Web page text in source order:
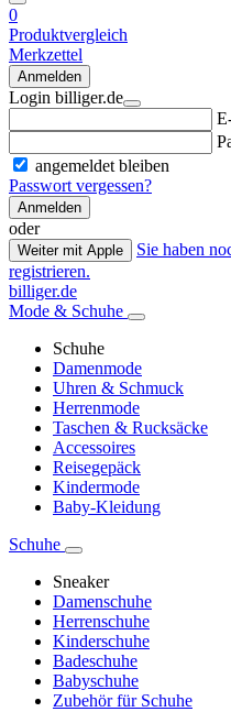
0
Produktvergleich
Merkzettel
Anmelden
Login billiger.de
angemeldet bleiben
Passwort vergessen?
Anmelden
oder
Weiter mit Apple
Sie haben
registrieren.
billiger.de
Mode & Schuhe
Schuhe
Damenmode
Uhren & Schmuck
Herrenmode
Taschen & Rucksäcke
Accessoires
Reisegepäck
Kindermode
Baby-Kleidung
Schuhe
Sneaker
Damenschuhe
Herrenschuhe
Kinderschuhe
Badeschuhe
Babyschuhe
Zubehör für Schuhe